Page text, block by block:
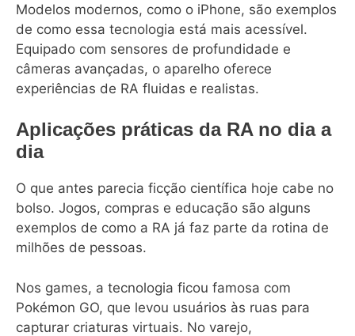
Modelos modernos, como o iPhone, são exemplos
de como essa tecnologia está mais acessível.
Equipado com sensores de profundidade e
câmeras avançadas, o aparelho oferece
experiências de RA fluidas e realistas.
Aplicações práticas da RA no dia a
dia
O que antes parecia ficção científica hoje cabe no
bolso. Jogos, compras e educação são alguns
exemplos de como a RA já faz parte da rotina de
milhões de pessoas.
Nos games, a tecnologia ficou famosa com
Pokémon GO, que levou usuários às ruas para
capturar criaturas virtuais. No varejo,